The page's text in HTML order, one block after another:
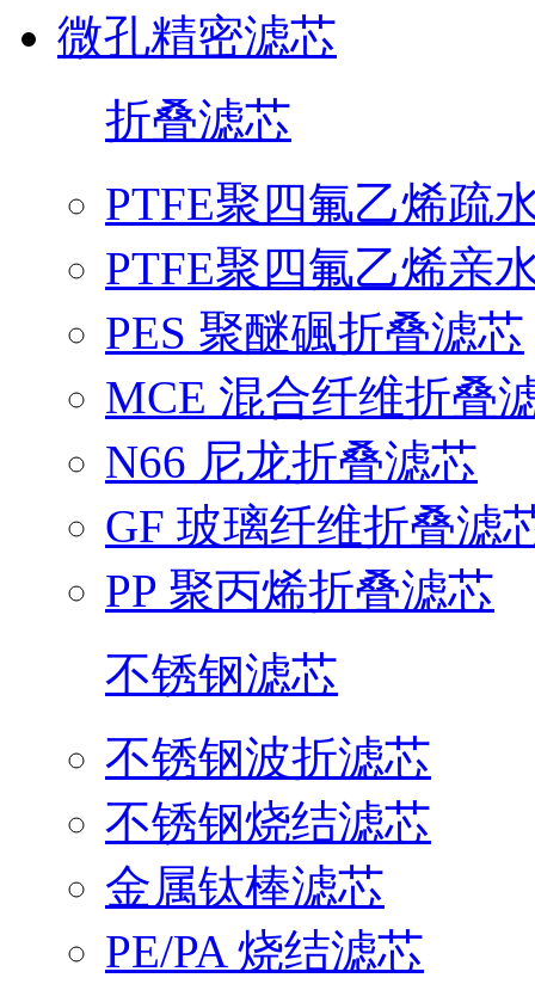
微孔精密滤芯
折叠滤芯
PTFE聚四氟乙烯疏
PTFE聚四氟乙烯亲
PES 聚醚碸折叠滤芯
MCE 混合纤维折叠
N66 尼龙折叠滤芯
GF 玻璃纤维折叠滤
PP 聚丙烯折叠滤芯
不锈钢滤芯
不锈钢波折滤芯
不锈钢烧结滤芯
金属钛棒滤芯
PE/PA 烧结滤芯